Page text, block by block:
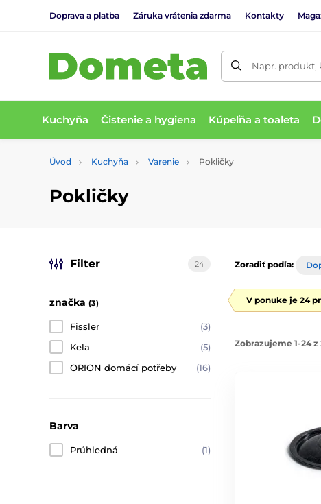
Doprava a platba Záruka vrátenia zdarma Kontakty
Napr. produkt,
Kuchyňa Čistenie a hygiena Kúpeľňa a toaleta
Úvod Kuchyňa Varenie Pokličky
Pokličky
Filter 24
značka (3)
Fissler
(3)
Kela
(5)
ORION domácí potřeby
(16)
Barva
Průhledná (1)
Zoradiť podľa:
V ponuke je 24
Zobrazujeme 1-24